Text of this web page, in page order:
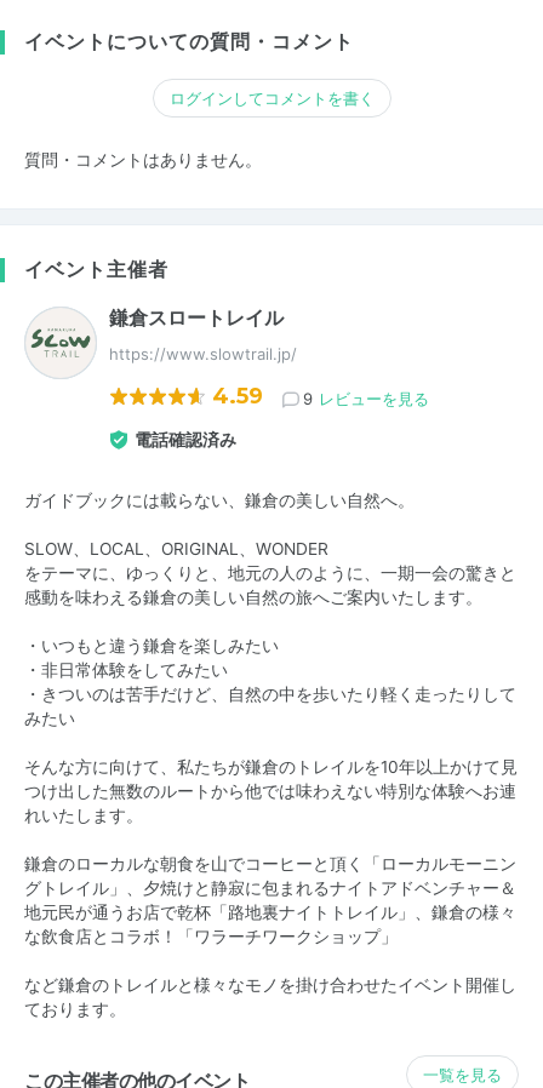
イベントについての質問・コメント
ログインしてコメントを書く
質問・コメントはありません。
イベント主催者
鎌倉スロートレイル
https://www.slowtrail.jp/
4.59 9 レビューを見る
電話確認済み
ガイドブックには載らない、鎌倉の美しい自然へ。
SLOW、LOCAL、ORIGINAL、WONDER
をテーマに、ゆっくりと、地元の人のように、一期一会の驚きと
感動を味わえる鎌倉の美しい自然の旅へご案内いたします。
・いつもと違う鎌倉を楽しみたい
・非日常体験をしてみたい
・きついのは苦手だけど、自然の中を歩いたり軽く走ったりして
みたい
そんな方に向けて、私たちが鎌倉のトレイルを10年以上かけて見
つけ出した無数のルートから他では味わえない特別な体験へお連
れいたします。
鎌倉のローカルな朝食を山でコーヒーと頂く「ローカルモーニン
グトレイル」、夕焼けと静寂に包まれるナイトアドベンチャー＆
地元民が通うお店で乾杯「路地裏ナイトトレイル」、鎌倉の様々
な飲食店とコラボ！「ワラーチワークショップ」
など鎌倉のトレイルと様々なモノを掛け合わせたイベント開催し
ております。
この主催者の他のイベント 一覧を見る